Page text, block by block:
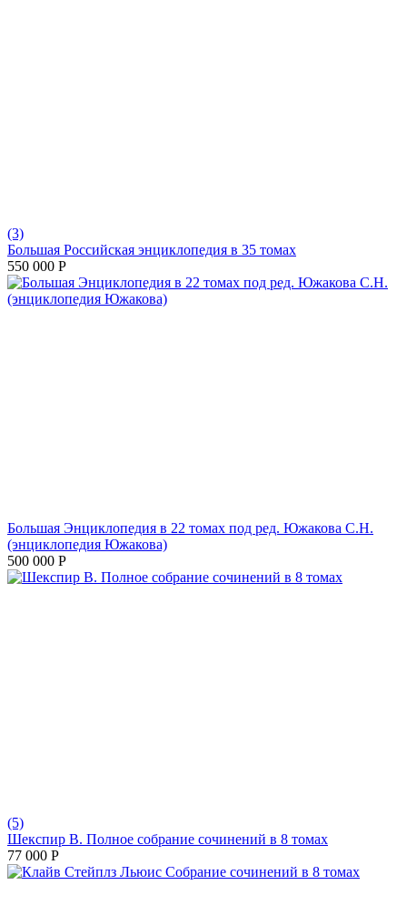
(3)
Большая Российская энциклопедия в 35 томах
550 000 Р
Большая Энциклопедия в 22 томах под ред. Южакова С.Н.
(энциклопедия Южакова)
500 000 Р
(5)
Шекспир В. Полное собрание сочинений в 8 томах
77 000 Р